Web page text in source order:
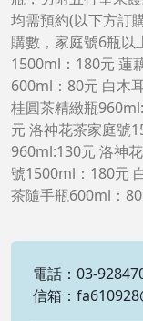
均需預約(以下方訂
購數，家庭號6瓶以
1500ml：180元 蓮
600ml：80元 白木
桂圓茶精緻瓶
元 洛神花茶家庭號
960ml:130元 洛神
號1500ml：180元
茶隨手瓶600ml：
電話：03-
信箱：